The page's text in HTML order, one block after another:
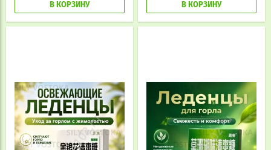
В КОРЗИНУ В КОРЗИНУ